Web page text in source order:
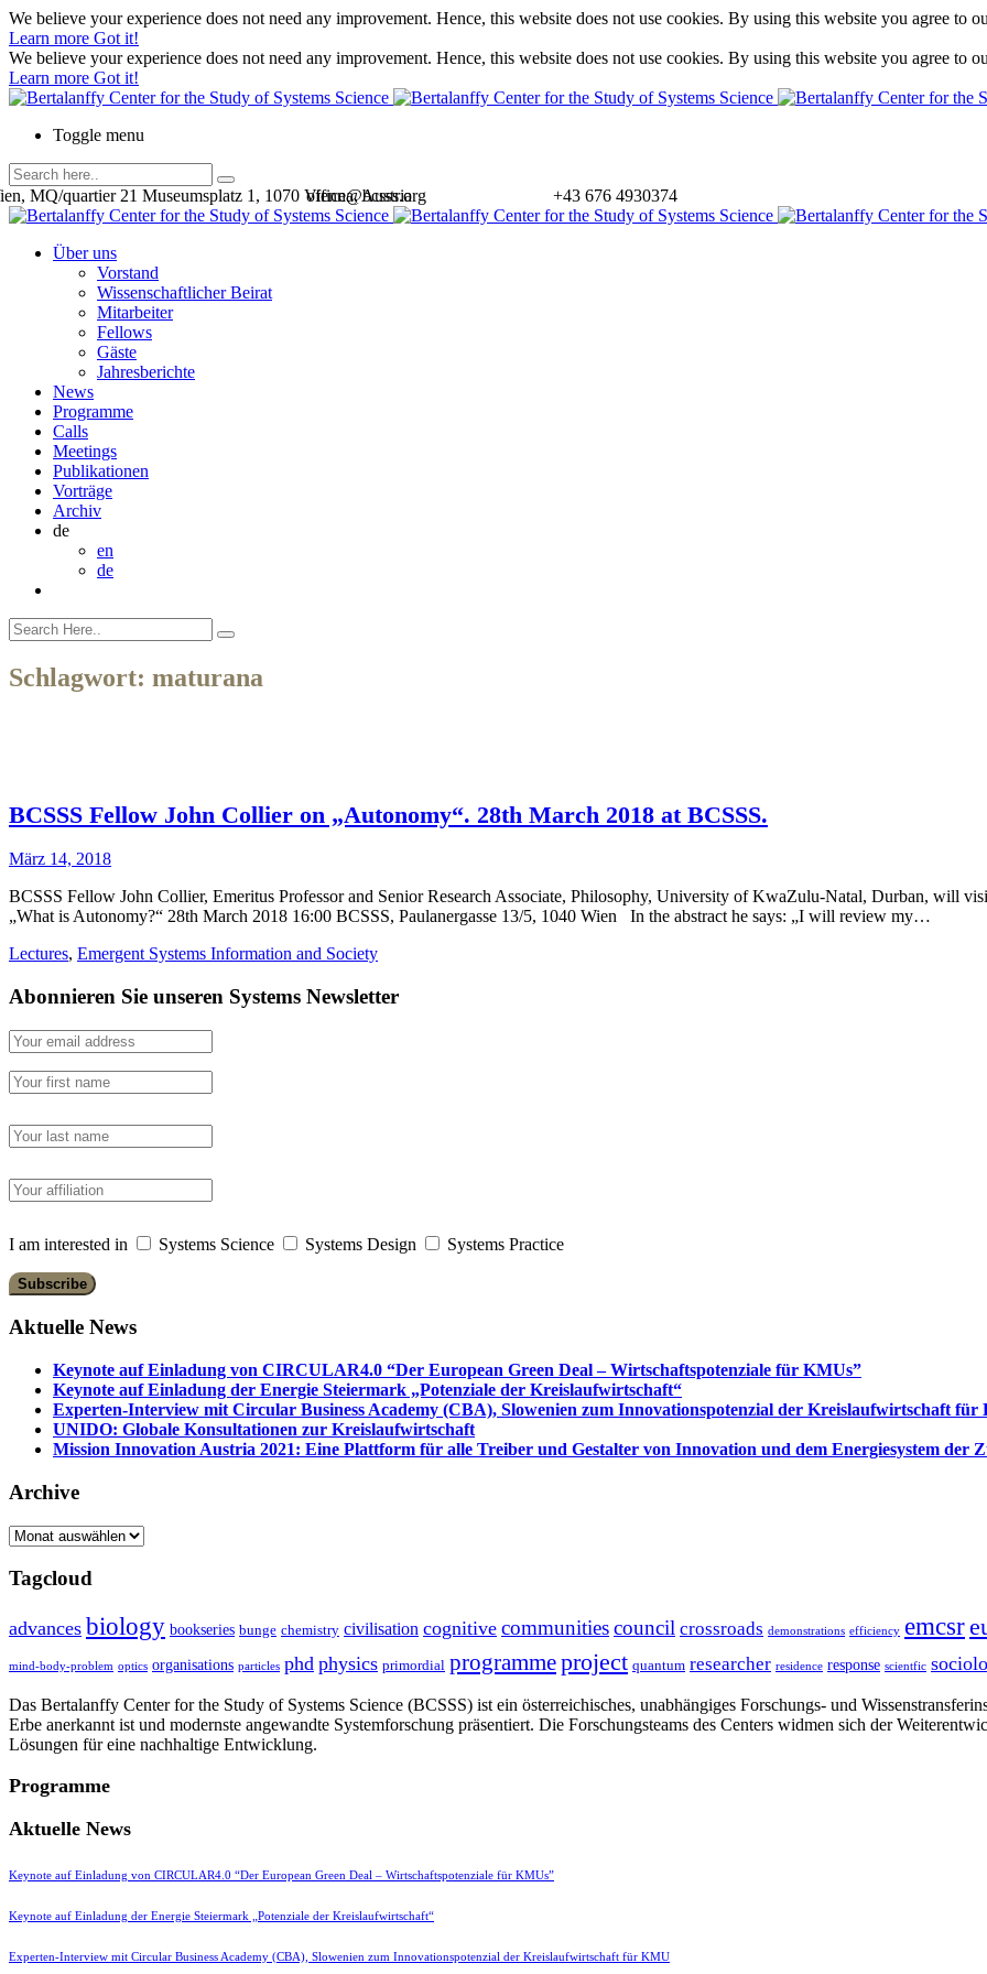
We believe your experience does not need any improvement. Hence, this website does not use cookies. By using this website you agree to
Learn more Got it!
We believe your experience does not need any improvement. Hence, this website does not use cookies. By using this website you agree to
Learn more Got it!
Toggle menu
+43 676 4930374
office@bcsss.org
MQ/quartier 21 Museumsplatz 1, 1070 Vienna, Austria
Über uns
Vorstand
Wissenschaftlicher Beirat
Mitarbeiter
Fellows
Gäste
Jahresberichte
News
Programme
Calls
Meetings
Publikationen
Vorträge
Archiv
de
en
de
Schlagwort: maturana
BCSSS Fellow John Collier on „Autonomy“. 28th March 2018 at BCSSS.
März 14, 2018
BCSSS Fellow John Collier, Emeritus Professor and Senior Research Associate, Philosophy, University of KwaZulu-Natal, Durban, will
„What is Autonomy?“ 28th March 2018 16:00 BCSSS, Paulanergasse 13/5, 1040 Wien In the abstract he says: „I will review my…
Lectures, Emergent Systems Information and Society
Abonnieren Sie unseren Systems Newsletter
I am interested in Systems Science Systems Design Systems Practice
Aktuelle News
Keynote auf Einladung von CIRCULAR4.0 “Der European Green Deal – Wirtschaftspotenziale für KMUs”
Keynote auf Einladung der Energie Steiermark „Potenziale der Kreislaufwirtschaft“
Experten-Interview mit Circular Business Academy (CBA), Slowenien zum Innovationspotenzial der Kreislaufwirtschaft für
UNIDO: Globale Konsultationen zur Kreislaufwirtschaft
Mission Innovation Austria 2021: Eine Plattform für alle Treiber und Gestalter von Innovation und dem Energiesystem der
Archive
Archive
Tagcloud
advances biology bookseries bunge chemistry civilisation cognitive communitiescouncil crossroads demonstrations efficiency emcsr
mind-body-problem optics organisations particles phd physics primordial programmeproject quantum researcher residence response scientfic
Das Bertalanffy Center for the Study of Systems Science (BCSSS) ist ein österreichisches, unabhängiges Forschungs- und
Erbe anerkannt ist und modernste angewandte Systemforschung präsentiert. Die Forschungsteams des Centers widmen sich der
Lösungen für eine nachhaltige Entwicklung.
Programme
Aktuelle News
Keynote auf Einladung von CIRCULAR4.0 “Der European Green Deal – Wirtschaftspotenziale für KMUs”
Keynote auf Einladung der Energie Steiermark „Potenziale der Kreislaufwirtschaft“
Experten-Interview mit Circular Business Academy (CBA), Slowenien zum Innovationspotenzial der Kreislaufwirtschaft für KMU